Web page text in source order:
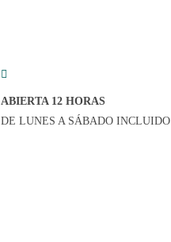
ABIERTA 12 HORAS
DE LUNES A SÁBADO INCLUIDO